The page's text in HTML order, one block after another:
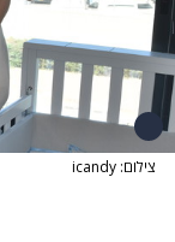
צילום: icandy